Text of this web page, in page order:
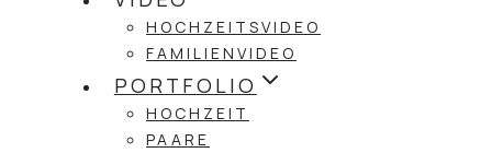
HOCHZEITSVIDEO
FAMILIENVIDEO
PORTFOLIO
HOCHZEIT
PAARE